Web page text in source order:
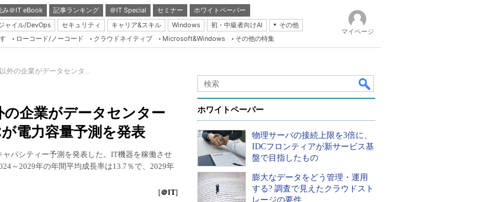
み＠IT eBook 記事ランキング ＠IT Special セミナー
ホワイトペーパー
ャイル/DevOps セキュリティ キャリア&スキル Windows 初・中級者向けAI
その他
Server & Storage
Database Expert
Linux ＆ OSS
Master of IP Network
Security & Trust
ローコード/ノーコード クラウドネイティブ Microsoft&Windows その他の特集
マイページ
外の企業がデータセンタ...
企業がデータセンター
電力容量予測を発表
パシティー予測を発表した。IT機器を稼働させ
～2029年の年間平均成長率は13.7％で、2029年
[＠IT]
ホワイトペーパー
物理サーバの接続上限を3倍に、
IDCフロンティアが新サービス基
盤で目指したもの
膨大なデータをどう管理・運用
する? 調査で見えたクラウドスト
レージの要件